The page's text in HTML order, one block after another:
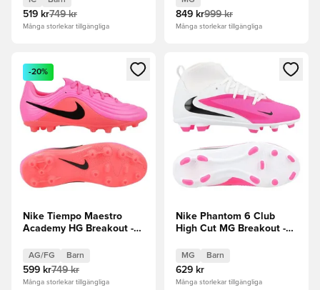
519 kr749 kr
Många storlekar tillgängliga
849 kr999 kr
Många storlekar tillgängliga
Öppnar en Modal för att logga in eller registrera dig som
-20%
Nike Tiempo Maestro
Academy HG Breakout -
AG/FG Barn
599 kr749 kr
Många storlekar tillgängliga
Öppnar en Modal för att
Nike Phantom 6 Club
High Cut MG Breakout -
MG Barn
629 kr
Många storlekar tillgängliga